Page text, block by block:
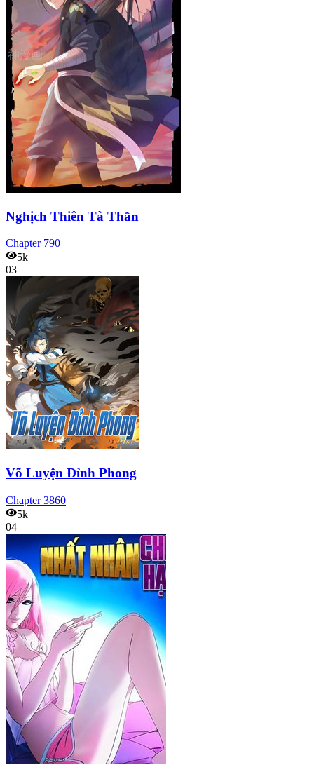
Nghịch Thiên Tà Thần
Chapter 790
5k
03
Võ Luyện Đỉnh Phong
Chapter3860
5k
04